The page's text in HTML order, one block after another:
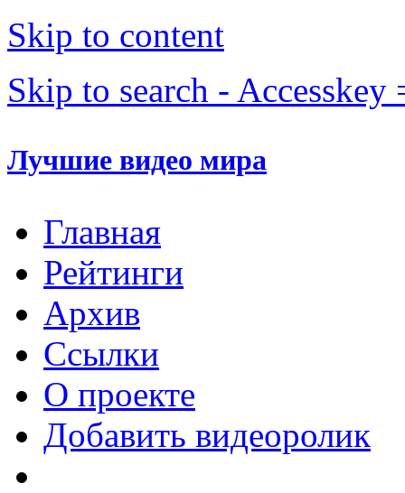
Skip to content
Skip to search - Accesskey
Лучшие видео мира
Главная
Рейтинги
Архив
Ссылки
О проекте
Добавить видеоролик